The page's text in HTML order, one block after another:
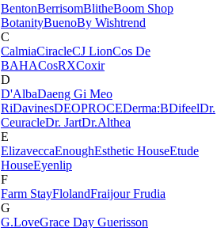
BentonBerrisomBlitheBoom Shop
BotanityBuenoBy Wishtrend
C
CalmiaCiracleCJ LionCos De
BAHACosRXCoxir
D
D'AlbaDaeng Gi Meo
RiDavinesDEOPROCEDerma:BDifeelDr.
CeuracleDr. JartDr.Althea
E
ElizaveccaEnoughEsthetic HouseEtude
HouseEyenlip
F
Farm StayFlolandFraijourFrudia
G
G.LoveGrace Day Guerisson